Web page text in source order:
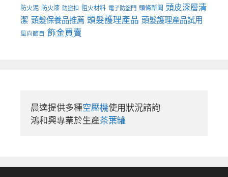
防火泥 防火漆 防盜扣 阻火材料 電子防盜門 頭條新聞 頭皮深層清
潔 頭髮保養品推薦 頭髮護理產品 頭髮護理產品試用
風向節目 飾金買賣
晨達提供多種空壓機使用狀況諮詢
鴻和興專業於生產茶葉罐